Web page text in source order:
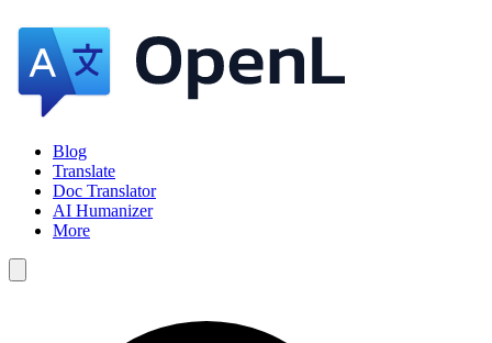
Blog
Translate
Doc Translator
AI Humanizer
More